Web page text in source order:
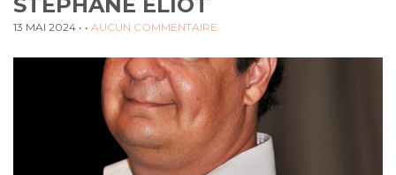
13 MAI 2024 • • AUCUN COMMENTAIRE